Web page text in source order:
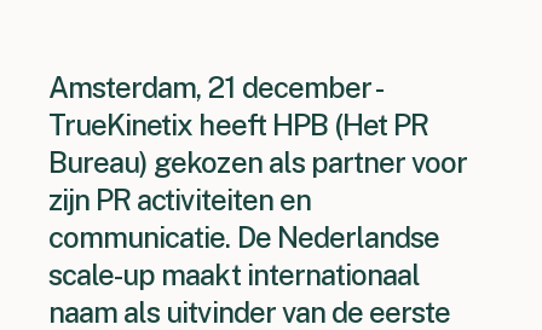
Amsterdam, 21 december -
TrueKinetix heeft HPB (Het PR
Bureau) gekozen als partner voor
zijn PR activiteiten en
communicatie. De Nederlandse
scale-up maakt internationaal
naam als uitvinder van de eerste